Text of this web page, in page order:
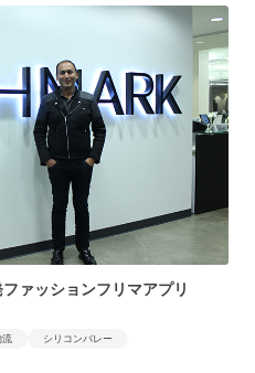
ァッションフリマアプリ
流 シリコンバレー